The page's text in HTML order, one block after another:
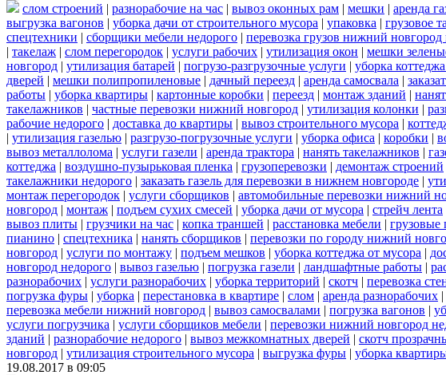
слом строений | разнорабочие на час | вывоз оконных рам | мешки | аренда
выгрузка вагонов | уборка дачи от строительного мусора | упаковка | грузовое
спецтехники | сборщики мебели недорого | перевозка грузов нижний новгород
| такелаж | слом перегородок | услуги рабочих | утилизация окон | мешки
новгород | утилизация батарей | погрузо-разгрузочные услуги | уборка
дверей | мешки полипропиленовые | дачный переезд | аренда самосвала |
работы | уборка квартиры | картонные коробки | переезд | монтаж зданий |
такелажников | частные перевозки нижний новгород | утилизация колонки |
рабочие недорого | доставка до квартиры | вывоз строительного мусора |
| утилизация газелью | разгрузо-погрузочные услуги | уборка офиса | коробки |
вывоз металлолома | услуги газели | аренда трактора | нанять такелажников |
коттеджа | воздушно-пузырьковая пленка | грузоперевозки | демонтаж строений
такелажники недорого | заказать газель для перевозки в нижнем новгороде |
монтаж перегородок | услуги сборщиков | автомобильные перевозки нижний
новгород | монтаж | подъем сухих смесей | уборка дачи от мусора | стрейч лента
вывоз плиты | грузчики на час | копка траншей | расстановка мебели | грузовые
пианино | спецтехника | нанять сборщиков | перевозки по городу нижний
новгород | услуги по монтажу | подъем мешков | уборка коттеджа от мусора |
новгород недорого | вывоз газелью | погрузка газели | ландшафтные работы |
разнорабочих | услуги разнорабочих | уборка территорий | скотч | перевозка
погрузка фуры | уборка | перестановка в квартире | слом | аренда разнорабочих |
перевозка мебели нижний новгород | вывоз самосвалами | погрузка вагонов |
услуги погрузчика | услуги сборщиков мебели | перевозки нижний новгород
зданий | разнорабочие недорого | вывоз межкомнатных дверей | скотч
новгород | утилизация строительного мусора | выгрузка фуры | уборка
19.08.2017 в 09:05